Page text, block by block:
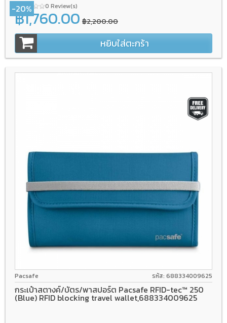
0 Review(s)
-20%
฿1,760.00 ฿2,200.00
หยิบใส่ตะกร้า
Pacsafe รหัส: 688334009625
กระเป๋าสตางค์/บัตร/พาสปอร์ต Pacsafe RFID-tec™ 250
(Blue) RFID blocking travel wallet,688334009625